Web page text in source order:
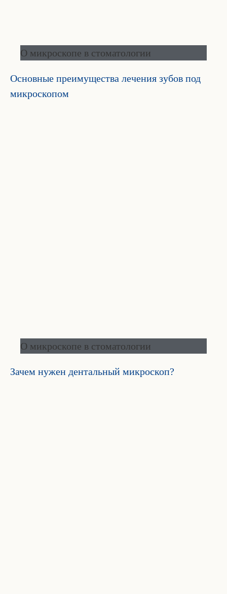
О микроскопе в стоматологии
Основные преимущества лечения зубов под
микроскопом
О микроскопе в стоматологии
Зачем нужен дентальный микроскоп?